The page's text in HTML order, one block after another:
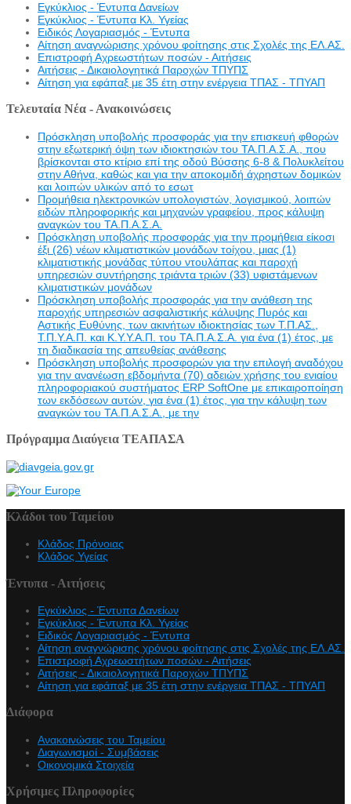
Εγκύκλιος - Έντυπα Δανείων
Εγκύκλιος - Έντυπα Κλ. Υγείας
Eιδικός Λογαριασμός - Έντυπα
Αίτηση αναγνώρισης χρόνου φοίτησης στις Σχολές της ΕΛ.ΑΣ.
Επιστροφή Αχρεωστήτων ποσών - Αιτήσεις
Αιτήσεις - Δικαιολογητικά Παροχών ΤΠΥΠΣ
Αίτηση για εφάπαξ με 35 έτη στην ενέργεια ΤΠΑΣ - ΤΠΥΑΠ
Τελευταία Νέα - Ανακοινώσεις
Πρόσκληση υποβολής προσφοράς για την επισκευή φθορών
στην εξωτερική όψη των ιδιοκτησιών του ΤΑ.Π.Α.Σ.Α., που
βρίσκονται στο κτίριο επί της οδού Βύσσης 6-8 & Πολυκλείτου
στην Αθήνα, καθώς και για την αποκομιδή άχρηστων δομικών
και λοιπών υλικών από το εσωτ
Προμήθεια ηλεκτρονικών υπολογιστών, λογισμικού, λοιπών
ειδών πληροφορικής και μηχανών γραφείου, προς κάλυψη
αναγκών του ΤΑ.Π.Α.Σ.Α.
Πρόσκληση υποβολής προσφοράς για την προμήθεια είκοσι
έξι (26) νέων κλιματιστικών μονάδων τοίχου, μιας (1)
κλιματιστικής μονάδας τύπου ντουλάπας και παροχή
υπηρεσιών συντήρησης τριάντα τριών (33) υφιστάμενων
κλιματιστικών μονάδων
Πρόσκληση υποβολής προσφοράς για την ανάθεση της
παροχής υπηρεσιών ασφαλιστικής κάλυψης Πυρός και
Αστικής Ευθύνης, των ακινήτων ιδιοκτησίας των Τ.Π.ΑΣ.,
Τ.Π.Υ.Α.Π. και Κ.Υ.Υ.Α.Π. του ΤΑ.Π.Α.Σ.Α. για ένα (1) έτος, με
τη διαδικασία της απευθείας ανάθεσης
Πρόσκληση υποβολής προσφορών για την επιλογή αναδόχου
για την ανανέωση εβδομήντα (70) αδειών χρήσης του ενιαίου
πληροφοριακού συστήματος ERP SoftOne με επικαιροποίηση
των εκδόσεων αυτών, για ένα (1) έτος, για την κάλυψη των
αναγκών του ΤΑ.Π.Α.Σ.Α., με την
Πρόγραμμα Διαύγεια ΤΕΑΠΑΣΑ
Κλάδοι του Ταμείου
Κλάδος Πρόνοιας
Κλάδος Υγείας
Έντυπα - Αιτήσεις
Εγκύκλιος - Έντυπα Δανείων
Εγκύκλιος - Έντυπα Κλ. Υγείας
Eιδικός Λογαριασμός - Έντυπα
Αίτηση αναγνώρισης χρόνου φοίτησης στις Σχολές της ΕΛ.ΑΣ.
Επιστροφή Αχρεωστήτων ποσών - Αιτήσεις
Αιτήσεις - Δικαιολογητικά Παροχών ΤΠΥΠΣ
Αίτηση για εφάπαξ με 35 έτη στην ενέργεια ΤΠΑΣ - ΤΠΥΑΠ
Διάφορα
Ανακοινώσεις του Ταμείου
Διαγωνισμοί - Συμβάσεις
Οικονομικά Στοιχεία
Χρήσιμες Πληροφορίες